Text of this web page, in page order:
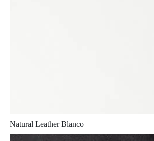
Natural Leather Blanco